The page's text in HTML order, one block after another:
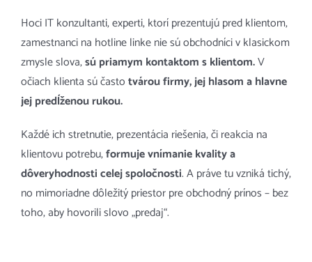
Hoci IT konzultanti, experti, ktorí prezentujú pred klientom,
zamestnanci na hotline linke nie sú obchodníci v klasickom
zmysle slova,sú priamym kontaktom s klientom.V
očiach klienta sú častotvárou firmy, jej hlasom a hlavne
jej predĺženou rukou.
Každé ich stretnutie, prezentácia riešenia, či reakcia na
klientovu potrebu,formuje vnímanie kvality a
dôveryhodnosti celej spoločnosti. A práve tu vzniká tichý,
no mimoriadne dôležitý priestor pre obchodný prínos – bez
toho, aby hovorili slovo „predaj“.